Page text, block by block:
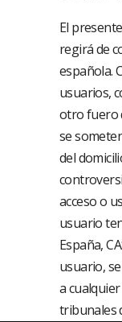
El
regirá de
española.
usuarios,
otro fuero
se
del
acceso o
usuario
España,
usuario,
a
tribunales